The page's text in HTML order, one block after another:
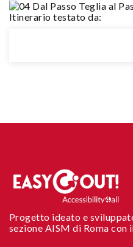
Itinerario testato da:
Progetto ideato e
sezione AISM di Roma con